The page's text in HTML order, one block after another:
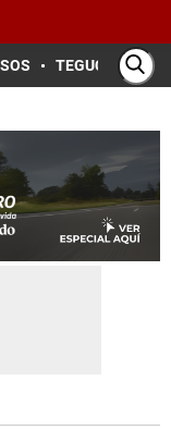
TEGUCIGALPA